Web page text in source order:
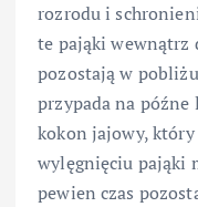
rozrodu i
te pająki wewnątrz
pozostają w
przypada na
kokon jajowy, który
wylęgnięciu pająki
pewien czas